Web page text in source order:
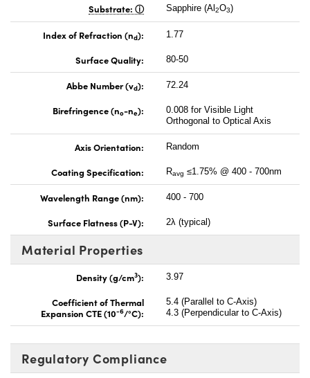
Substrate: Sapphire (Al 2O3)
Index of Refraction (nd): 1.77
Surface Quality: 80-50
Abbe Number (vd): 72.24
Birefringence (no-ne):
0.008 for Visible Light
Orthogonal to Optical Axis
Axis Orientation: Random
Coating Specification: Ravg ≤1.75% @ 400 - 700nm
Wavelength Range (nm): 400 - 700
Surface Flatness (P-V): 2λ (typical)
Material Properties
Density (g/cm3): 3.97
Coefficient of Thermal
Expansion CTE (10-6/°C):
5.4 (Parallel to C-Axis)
4.3 (Perpendicular to C-Axis)
Regulatory Compliance